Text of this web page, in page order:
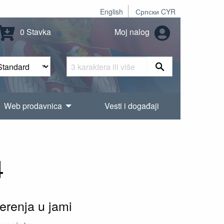
English Српски CYR
0 Stavka Moj nalog
Web prodavnica Vesti i događaji
u jami